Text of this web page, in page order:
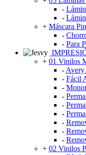
-
-
+ Máscara
-
- Para
+ 01 Vinilos
-
- Fácil
-
-
-
-
-
-
-
+ 02 Vinilos